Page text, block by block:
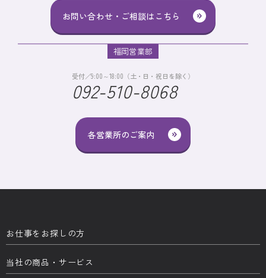
お問い合わせ・ご相談はこちら
各営業所のご案内
福岡営業部
受付／9:00～18:00（土・日・祝日を除く）
092-510-8068
お仕事をお探しの方
当社の商品・サービス